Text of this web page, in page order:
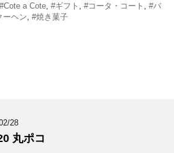
#Cote a Cote, #ギフト , #コータ・コート , #バ
ーヘン, #焼き菓子
28
丸ポコ